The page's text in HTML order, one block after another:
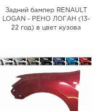
Задний бампер RENAULT
LOGAN - РЕНО ЛОГАН (13-
22 год) в цвет кузова